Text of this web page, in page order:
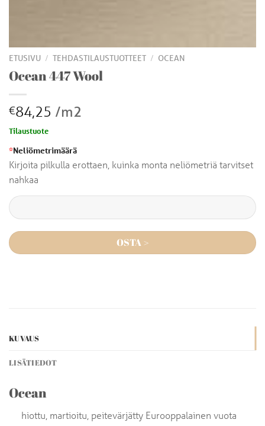
ETUSIVU / TEHDASTILAUSTUOTTEET / OCEAN
Ocean 447 Wool
€84,25 /m2
Tilaustuote
*Neliömetrimäärä
Kirjoita pilkulla erottaen, kuinka monta neliömetriä tarvitset
nahkaa
OSTA >
KUVAUS
LISÄTIEDOT
Ocean
hiottu, martioitu, peitevärjätty Eurooppalainen vuota